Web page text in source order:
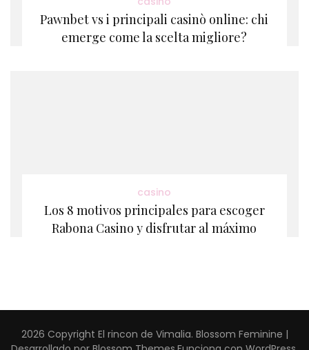
Pawnbet vs i principali casinò online: chi
emerge come la scelta migliore?
casino
Los 8 motivos principales para escoger
Rabona Casino y disfrutar al máximo
2026 Copyright El rincon de Vimalia. Blossom Feminine |